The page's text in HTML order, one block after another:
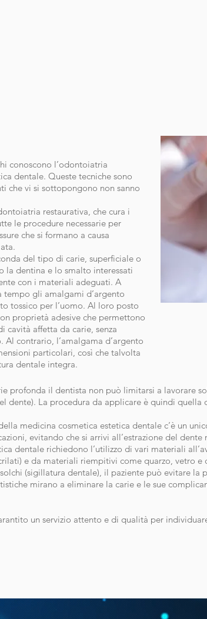
conoscono l’odontoiatria
dentale. Queste tecniche sono
che vi si sottopongono non sanno
restaurativa, che cura i
le procedure necessarie per
che si formano a causa
del tipo di carie, superficiale o
la dentina e lo smalto interessati
con i materiali adeguati. A
gli amalgami d’argento
tossico per l’uomo. Al loro posto
proprietà adesive che permettono
cavità affetta da carie, senza
contrario, l’amalgama d’argento
particolari, così che talvolta
dentale integra.
profonda il dentista non può limitarsi a lavorare
dente). La procedura da applicare è quindi quella
medicina cosmetica estetica dentale c’è un
evitando che si arrivi all’estrazione del dente
dentale richiedono l’utilizzo di vari materiali
e da materiali riempitivi come quarzo, vetro e
(sigillatura dentale), il paziente può evitare la
mirano a eliminare la carie e le sue
un servizio attento e di qualità per